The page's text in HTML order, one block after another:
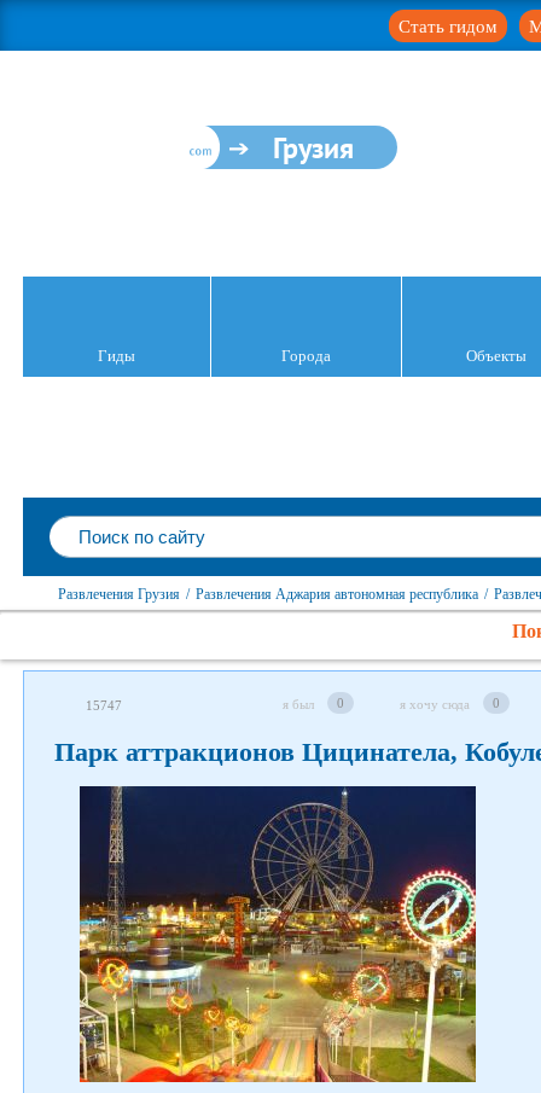
Стать гидом
Грузия
Гиды Города Объекты
Развлечения Грузия / Развлечения Аджария автономная республика /
15747 я был 0 я хочу сюда 0
Парк аттракционов Цицинатела,
Следите за нами в соцсетях